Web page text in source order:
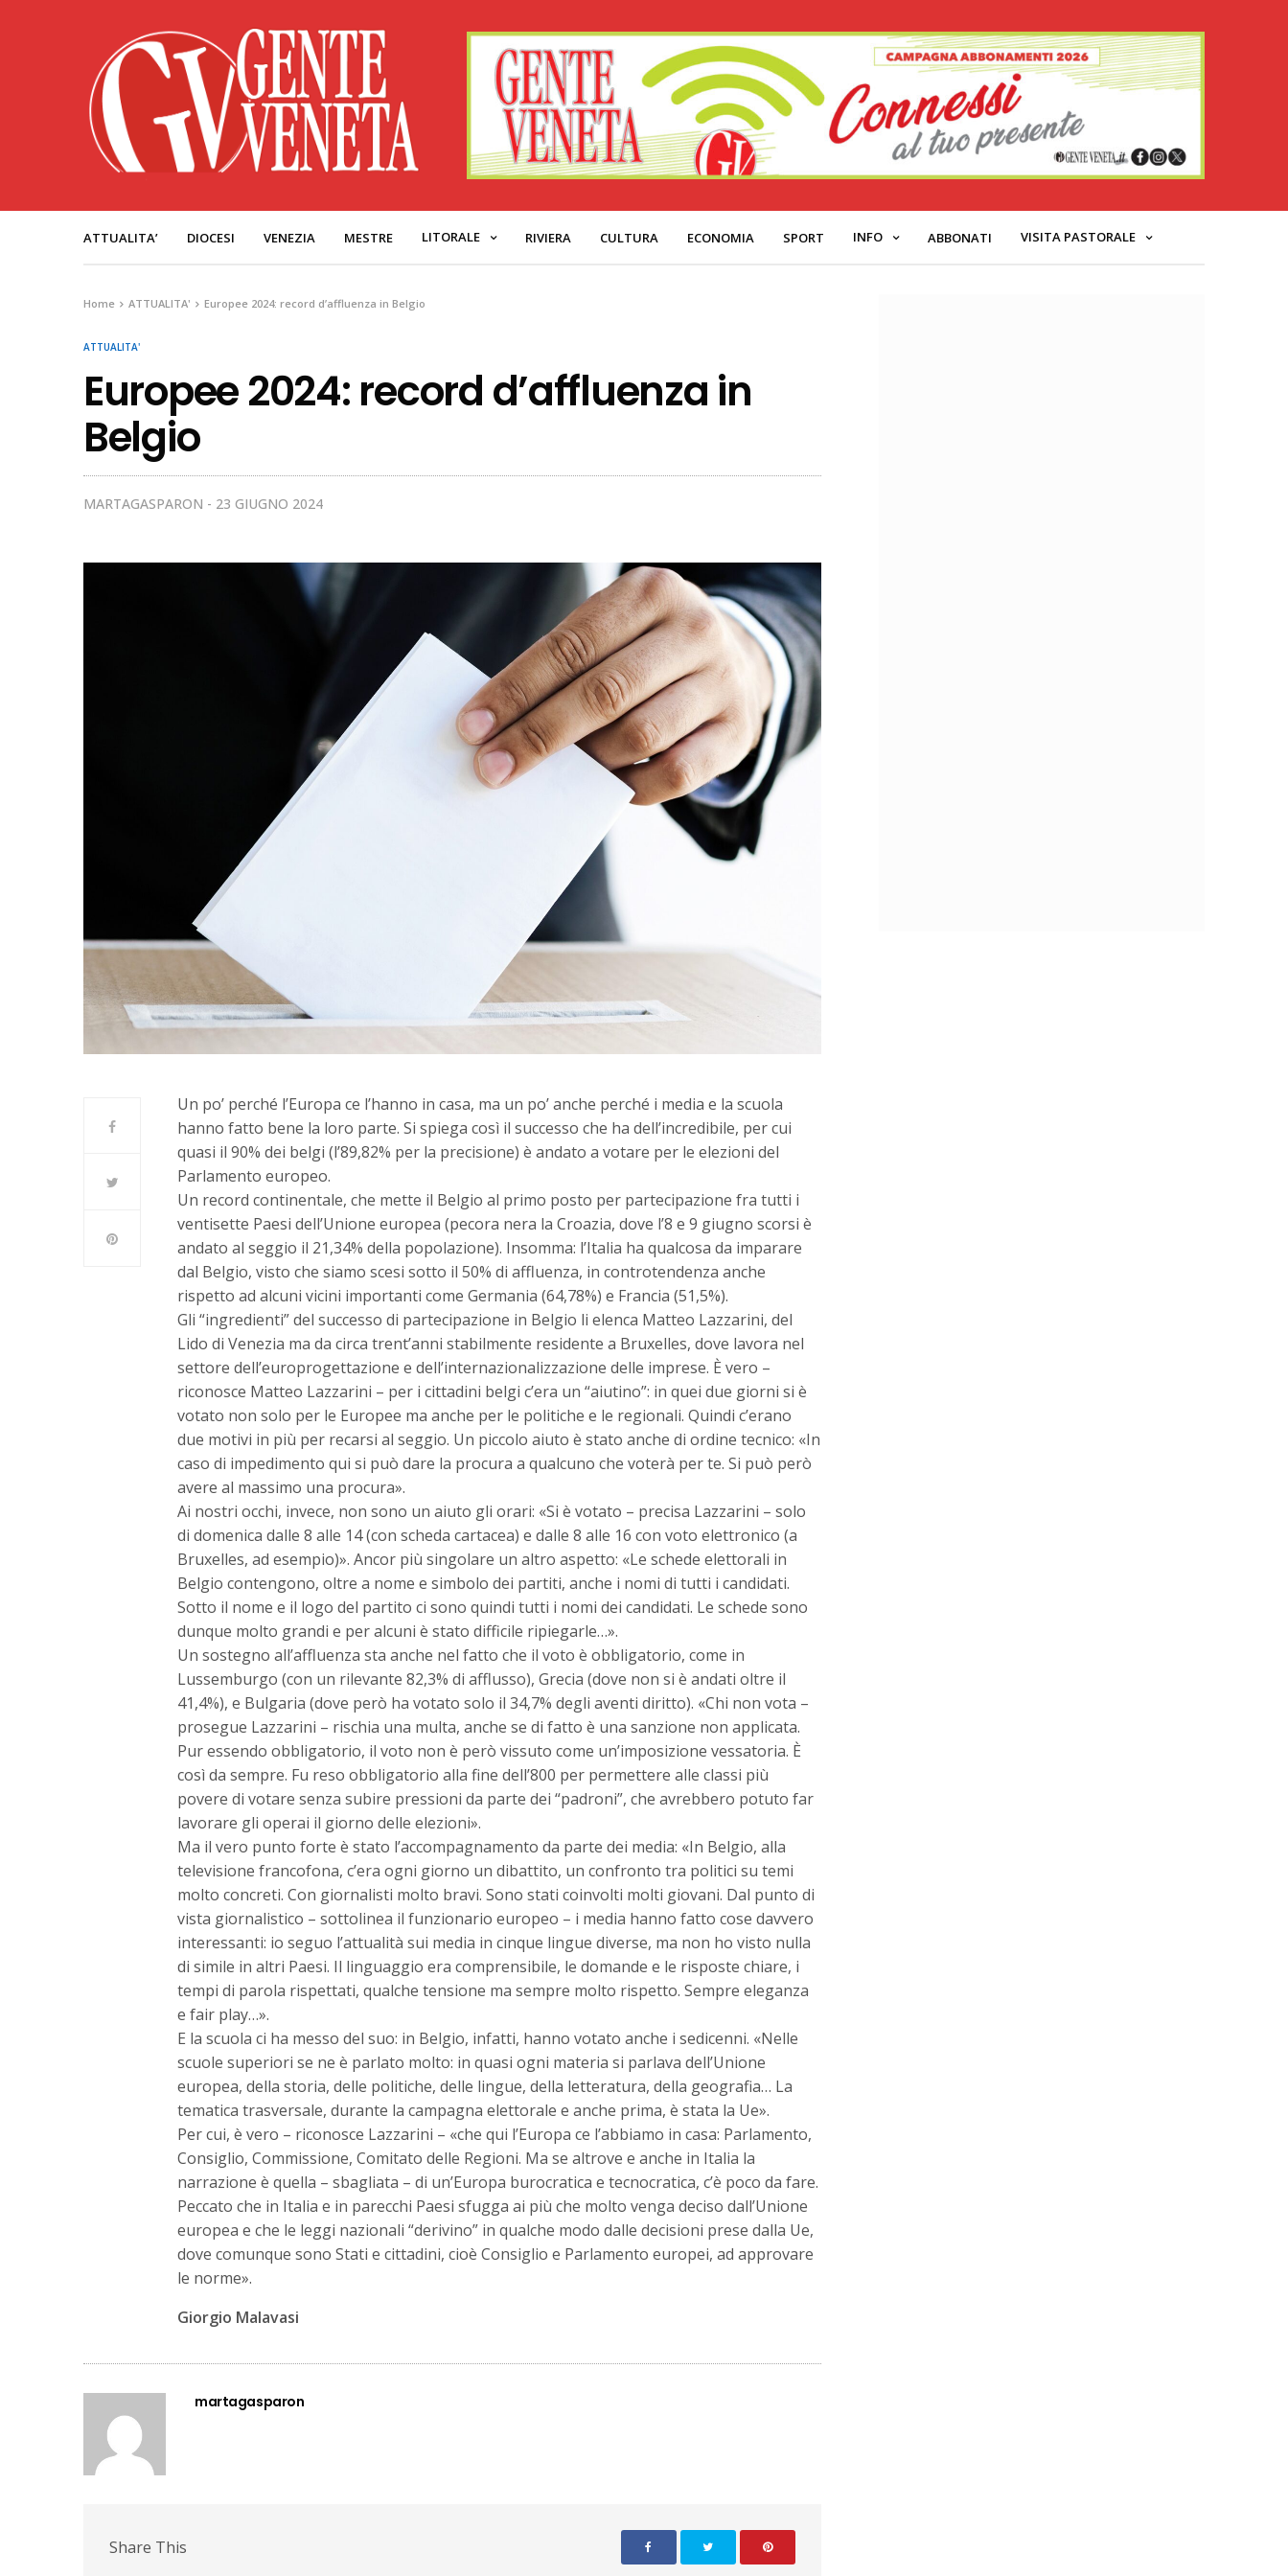
ATTUALITA’ DIOCESI VENEZIA MESTRE LITORALE RIVIERA CULTURA ECONOMIA SPORT INFO ABBONATI VISITA PASTORALE
Home ATTUALITA' Europee 2024: record d’affluenza in Belgio
ATTUALITA'
Europee 2024: record d’affluenza in
Belgio
MARTAGASPARON 23 GIUGNO 2024
Un po’ perché l’Europa ce l’hanno in casa, ma un po’ anche perché i media e la scuola
hanno fatto bene la loro parte. Si spiega così il successo che ha dell’incredibile, per cui
quasi il 90% dei belgi (l’89,82% per la precisione) è andato a votare per le elezioni del
Parlamento europeo.
Un record continentale, che mette il Belgio al primo posto per partecipazione fra tutti i
ventisette Paesi dell’Unione europea (pecora nera la Croazia, dove l’8 e 9 giugno scorsi è
andato al seggio il 21,34% della popolazione). Insomma: l’Italia ha qualcosa da imparare
dal Belgio, visto che siamo scesi sotto il 50% di affluenza, in controtendenza anche
rispetto ad alcuni vicini importanti come Germania (64,78%) e Francia (51,5%).
Gli “ingredienti” del successo di partecipazione in Belgio li elenca Matteo Lazzarini, del
Lido di Venezia ma da circa trent’anni stabilmente residente a Bruxelles, dove lavora nel
settore dell’europrogettazione e dell’internazionalizzazione delle imprese. È vero –
riconosce Matteo Lazzarini – per i cittadini belgi c’era un “aiutino”: in quei due giorni si è
votato non solo per le Europee ma anche per le politiche e le regionali. Quindi c’erano
due motivi in più per recarsi al seggio. Un piccolo aiuto è stato anche di ordine tecnico: «In
caso di impedimento qui si può dare la procura a qualcuno che voterà per te. Si può però
avere al massimo una procura».
Ai nostri occhi, invece, non sono un aiuto gli orari: «Si è votato – precisa Lazzarini – solo
di domenica dalle 8 alle 14 (con scheda cartacea) e dalle 8 alle 16 con voto elettronico (a
Bruxelles, ad esempio)». Ancor più singolare un altro aspetto: «Le schede elettorali in
Belgio contengono, oltre a nome e simbolo dei partiti, anche i nomi di tutti i candidati.
Sotto il nome e il logo del partito ci sono quindi tutti i nomi dei candidati. Le schede sono
dunque molto grandi e per alcuni è stato difficile ripiegarle…».
Un sostegno all’affluenza sta anche nel fatto che il voto è obbligatorio, come in
Lussemburgo (con un rilevante 82,3% di afflusso), Grecia (dove non si è andati oltre il
41,4%), e Bulgaria (dove però ha votato solo il 34,7% degli aventi diritto). «Chi non vota –
prosegue Lazzarini – rischia una multa, anche se di fatto è una sanzione non applicata.
Pur essendo obbligatorio, il voto non è però vissuto come un’imposizione vessatoria. È
così da sempre. Fu reso obbligatorio alla fine dell’800 per permettere alle classi più
povere di votare senza subire pressioni da parte dei “padroni”, che avrebbero potuto far
lavorare gli operai il giorno delle elezioni».
Ma il vero punto forte è stato l’accompagnamento da parte dei media: «In Belgio, alla
televisione francofona, c’era ogni giorno un dibattito, un confronto tra politici su temi
molto concreti. Con giornalisti molto bravi. Sono stati coinvolti molti giovani. Dal punto di
vista giornalistico – sottolinea il funzionario europeo – i media hanno fatto cose davvero
interessanti: io seguo l’attualità sui media in cinque lingue diverse, ma non ho visto nulla
di simile in altri Paesi. Il linguaggio era comprensibile, le domande e le risposte chiare, i
tempi di parola rispettati, qualche tensione ma sempre molto rispetto. Sempre eleganza
e fair play…».
E la scuola ci ha messo del suo: in Belgio, infatti, hanno votato anche i sedicenni. «Nelle
scuole superiori se ne è parlato molto: in quasi ogni materia si parlava dell’Unione
europea, della storia, delle politiche, delle lingue, della letteratura, della geografia… La
tematica trasversale, durante la campagna elettorale e anche prima, è stata la Ue».
Per cui, è vero – riconosce Lazzarini – «che qui l’Europa ce l’abbiamo in casa: Parlamento,
Consiglio, Commissione, Comitato delle Regioni. Ma se altrove e anche in Italia la
narrazione è quella – sbagliata – di un’Europa burocratica e tecnocratica, c’è poco da fare.
Peccato che in Italia e in parecchi Paesi sfugga ai più che molto venga deciso dall’Unione
europea e che le leggi nazionali “derivino” in qualche modo dalle decisioni prese dalla Ue,
dove comunque sono Stati e cittadini, cioè Consiglio e Parlamento europei, ad approvare
le norme».
Giorgio Malavasi
martagasparon
Share This